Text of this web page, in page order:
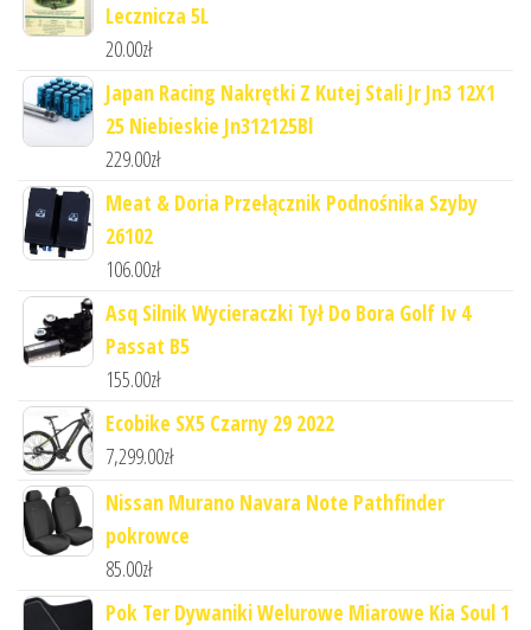
Lecznicza 5L
20.00zł
Japan Racing Nakrętki Z Kutej Stali Jr Jn3 12X1
25 Niebieskie Jn312125Bl
229.00zł
Meat & Doria Przełącznik Podnośnika Szyby
26102
106.00zł
Asq Silnik Wycieraczki Tył Do Bora Golf Iv 4
Passat B5
155.00zł
Ecobike SX5 Czarny 29 2022
7,299.00zł
Nissan Murano Navara Note Pathfinder
pokrowce
85.00zł
Pok Ter Dywaniki Welurowe Miarowe Kia Soul 1